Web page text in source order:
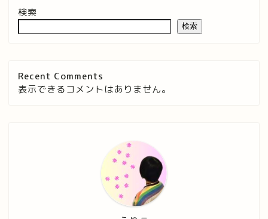
検索
検索
Recent Comments
表示できるコメントはありません。